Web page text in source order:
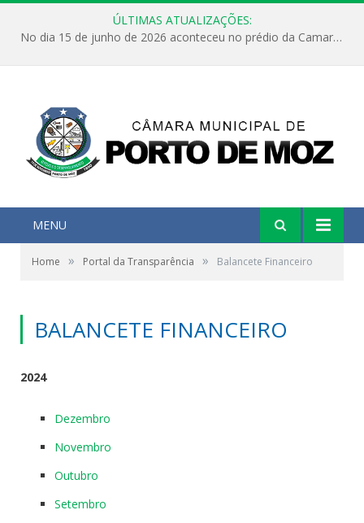
ÚLTIMAS ATUALIZAÇÕES:
No dia 15 de junho de 2026 aconteceu no prédio da Camara Municipal de Porto de Moz /Pará a Sessão Ordinária
MENU
Home » Portal da Transparência » Balancete Financeiro
BALANCETE FINANCEIRO
2024
Dezembro
Novembro
Outubro
Setembro